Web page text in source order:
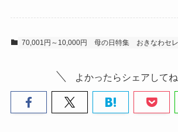
70,001円～10,000円 母の日特集 おきなわセ
よかったらシェアしてね